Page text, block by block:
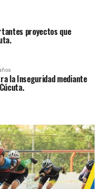
proyectos que
la Inseguridad mediante